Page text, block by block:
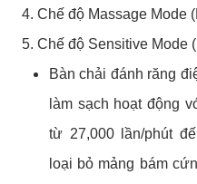
4. Chế độ Massage Mode
5. Chế độ Sensitive Mode
Bàn chải đánh răng
làm sạch hoạt động
từ 27,000 lần/phút
loại bỏ mảng bám